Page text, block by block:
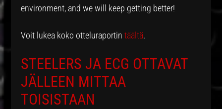
environment, and we will keep getting better!
Voit lukea koko otteluraportintäältä.
STEELERS JA ECG OTTAVAT
JÄLLEEN MITTAA
TOISISTAAN